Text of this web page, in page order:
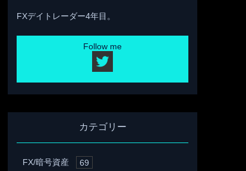
FXデイトレーダー4年目。
Follow me
カテゴリー
FX/暗号資産 69